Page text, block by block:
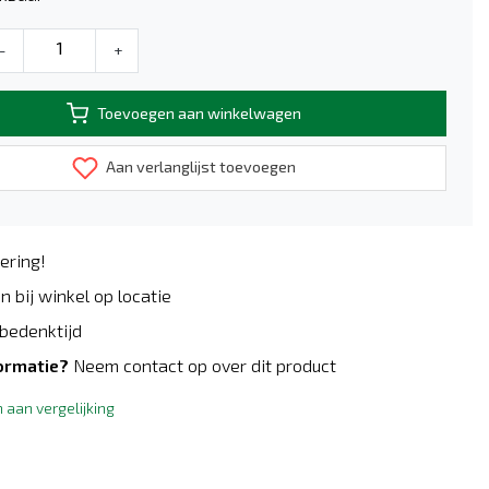
- +
Toevoegen aan winkelwagen
Aan verlanglijst toevoegen
bij winkel op locatie
Neem contact op over dit product
aan vergelijking